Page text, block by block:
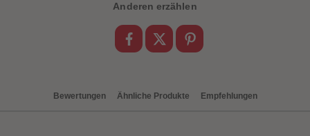
Anderen erzählen
Bewertungen Ähnliche Produkte Empfehlungen